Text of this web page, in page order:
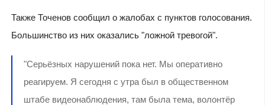
Также Точенов сообщил о жалобах с пунктов голосования.
Большинство из них оказались "ложной тревогой".
"Серьёзных нарушений пока нет. Мы оперативно
реагируем. Я сегодня с утра был в общественном
штабе видеонаблюдения, там была тема, волонтёр